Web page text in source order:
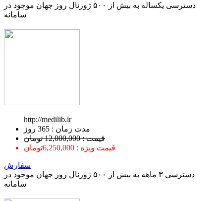
دسترسی یکساله به بیش از ۵۰۰ ژورنال روز جهان موجود در
سامانه
http://medilib.ir
ﻣﺪﺕ ﺯﻣﺎﻥ : 365 ﺭﻭﺯ
قیمت : 12,000,000 تومان
قیمت ویژه : 6,250,000تومان
سفارش
دسترسی ۳ ماهه به بیش از ۵۰۰ ژورنال روز جهان موجود در
سامانه